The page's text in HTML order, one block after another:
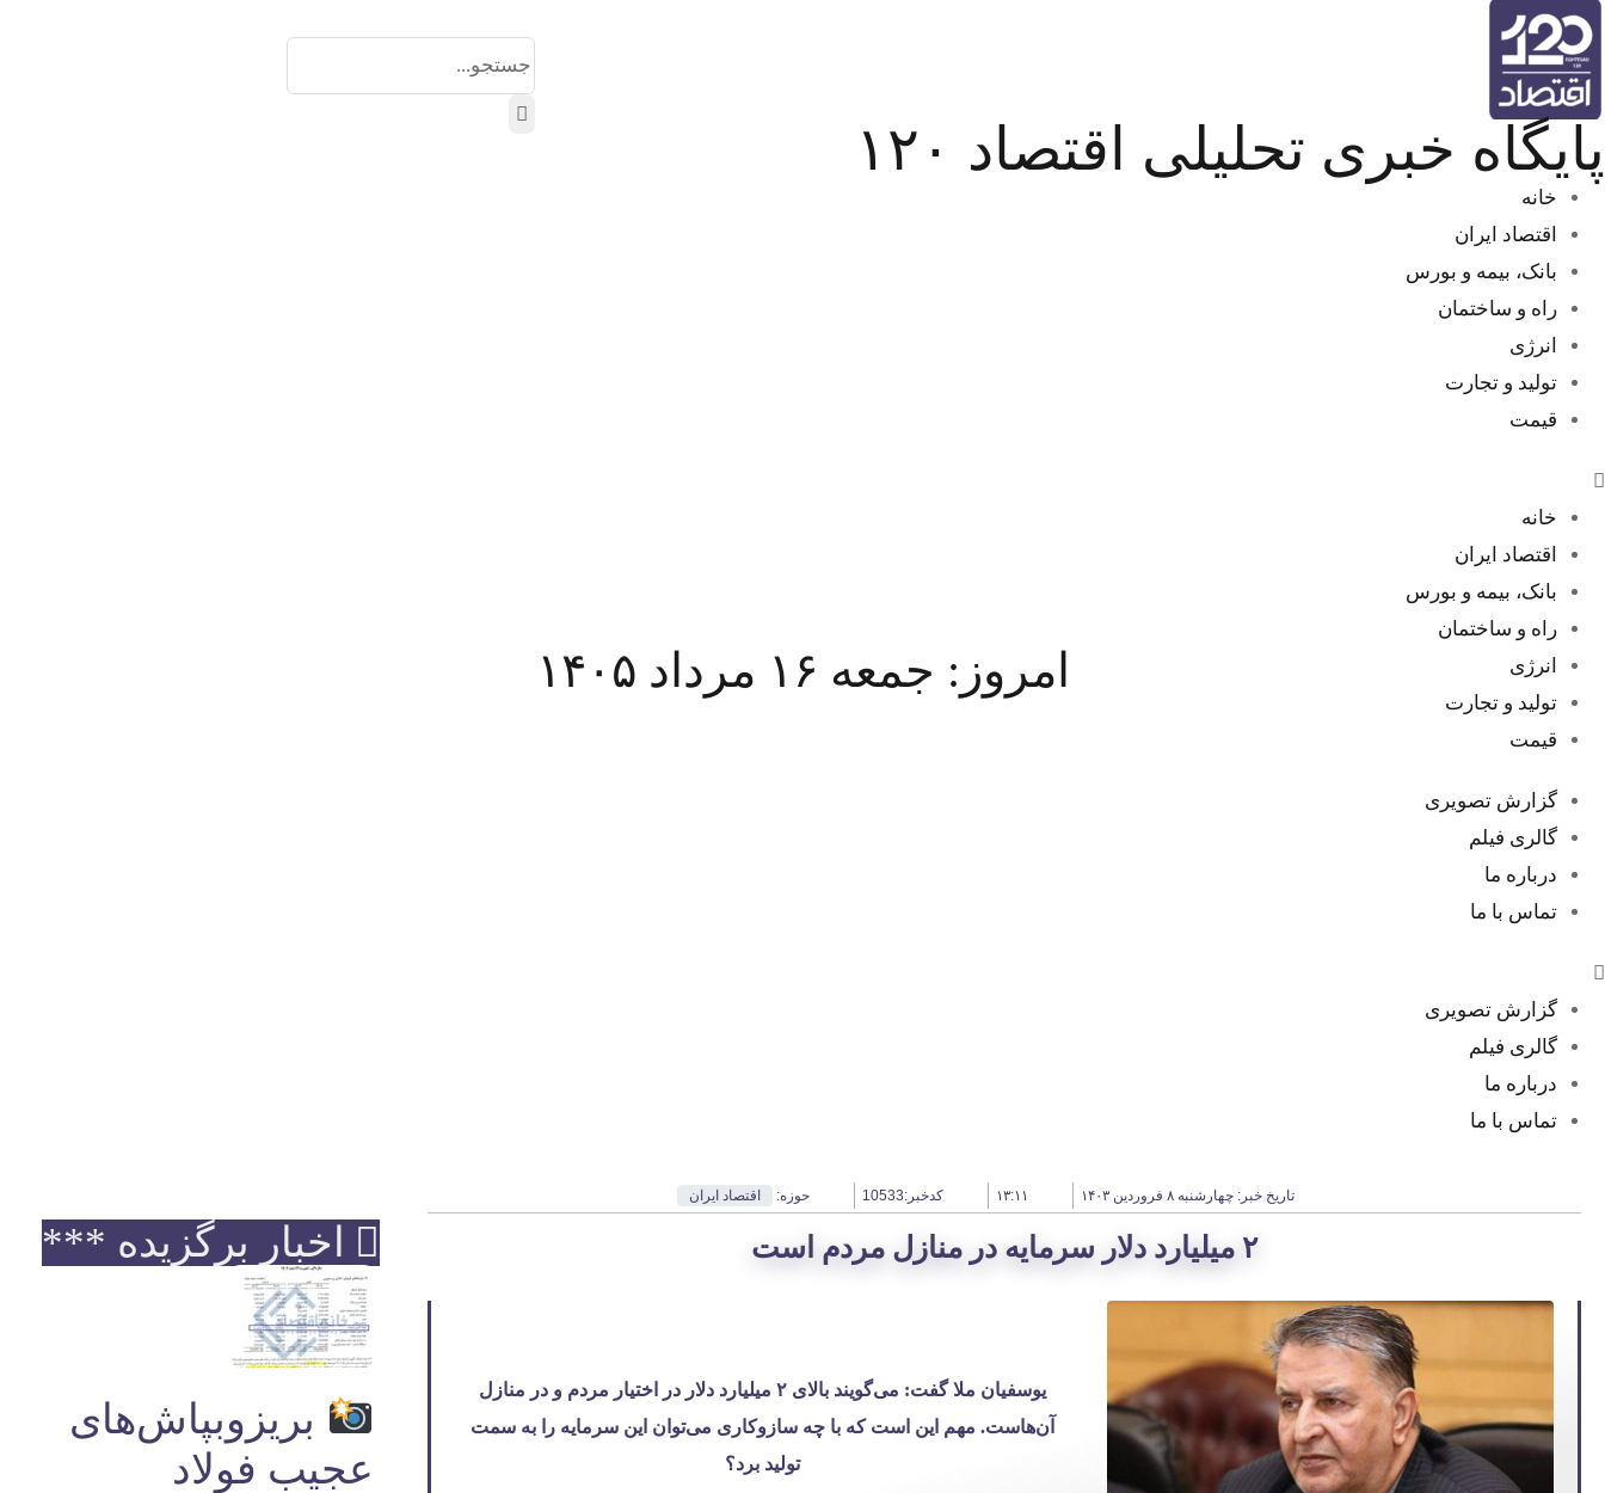
پایگاه خبری تحلیلی اقتصاد ۱۲۰
خانه
اقتصاد ایران
بانک، بیمه و بورس
راه و ساختمان
انرژی
تولید و تجارت
قیمت
خانه
اقتصاد ایران
بانک، بیمه و بورس
راه و ساختمان
انرژی
تولید و تجارت
قیمت
گزارش تصویری
گالری فیلم
درباره ما
تماس با ما
گزارش تصویری
گالری فیلم
درباره ما
تماس با ما
امروز: جمعه ۱۶ مرداد ۱۴۰۵
تاریخ خبر: چهارشنبه ۸ فروردین ۱۴۰۳ ۱۳:۱۱ کدخبر:10533 حوزه: اقتصاد ایران
۲ میلیارد دلار سرمایه در منازل مردم است
یوسفیان ملا گفت: می‌گویند بالای ۲ میلیارد دلار در اختیار مردم و در منازل
آن‌هاست. مهم این است که با چه سازوکاری می‌توان این سرمایه را به سمت
تولید برد؟
اخبار برگزیده ***
بریزوبپاش‌های
عجیب فولاد